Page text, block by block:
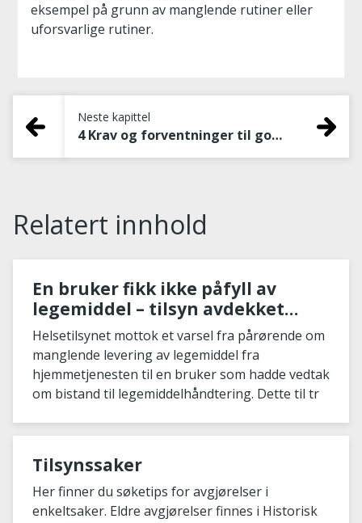
eksempel på grunn av manglende rutiner eller
uforsvarlige rutiner.
Neste kapittel
4 Krav og forventninger til god praksis for kommunikasjon og informasjonsflyt
Relatert innhold
En bruker fikk ikke påfyll av
legemiddel – tilsyn avdekket
mangelfull kommunikasjon og
informasjonsflyt i
hjemmetjenesten
Helsetilsynet mottok et varsel fra pårørende om
manglende levering av legemiddel fra
hjemmetjenesten til en bruker som hadde vedtak
om bistand til legemiddelhåndtering. Dette til tr
Tilsynssaker
Her finner du søketips for avgjørelser i
enkeltsaker. Eldre avgjørelser finnes i Historisk